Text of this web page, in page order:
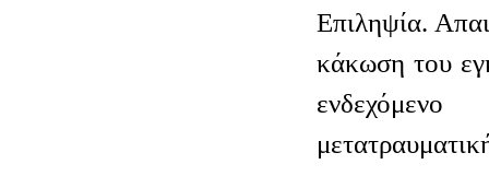
Επιληψία.
κάκωση του